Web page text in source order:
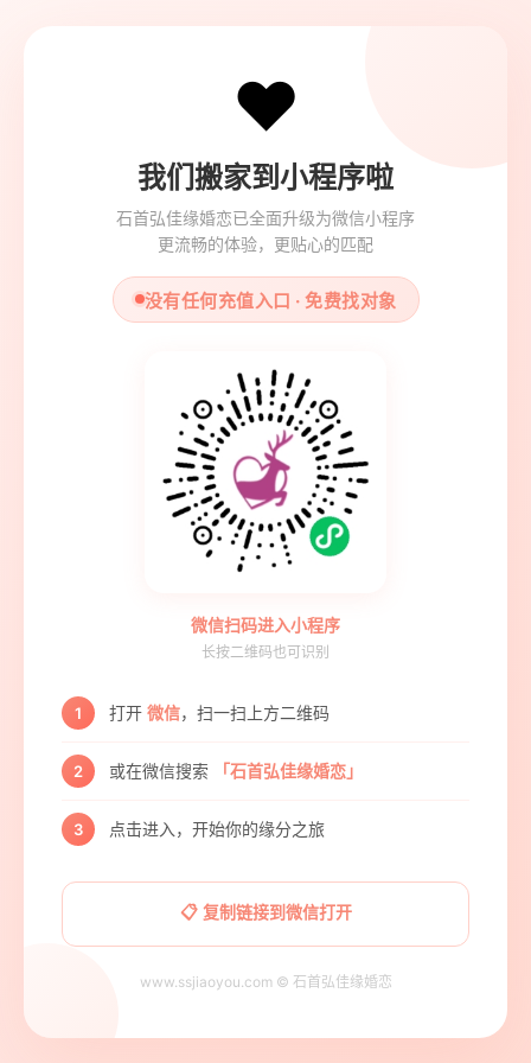
❤️
我们搬家到小程序啦
石首弘佳缘婚恋已全面升级为微信小程序
更流畅的体验，更贴心的匹配
没有任何充值入口 · 免费找对象
微信扫码进入小程序
长按二维码也可识别
1 打开 微信，扫一扫上方二维码
2 或在微信搜索 「石首弘佳缘婚恋」
3 点击进入，开始你的缘分之旅
📋 复制链接到微信打开
www.ssjiaoyou.com © 石首弘佳缘婚恋